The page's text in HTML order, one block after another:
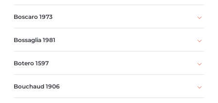
Boscaro 1973
Bossaglia 1981
Botero 1597
Bouchaud 1906